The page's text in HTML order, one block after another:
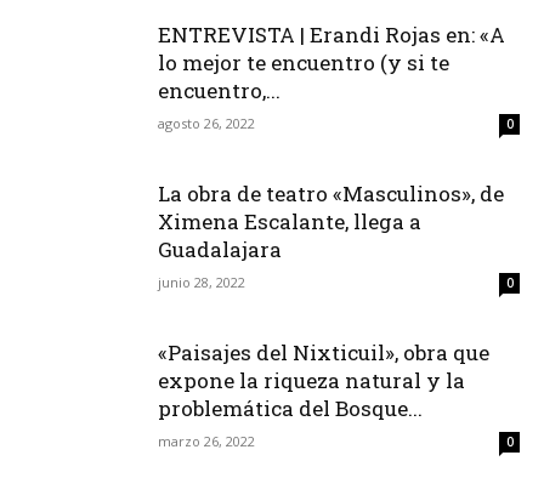
ENTREVISTA | Erandi Rojas en: «A
lo mejor te encuentro (y si te
encuentro,...
agosto 26, 2022 0
La obra de teatro «Masculinos», de
Ximena Escalante, llega a
Guadalajara
junio 28, 2022 0
«Paisajes del Nixticuil», obra que
expone la riqueza natural y la
problemática del Bosque...
marzo 26, 2022 0